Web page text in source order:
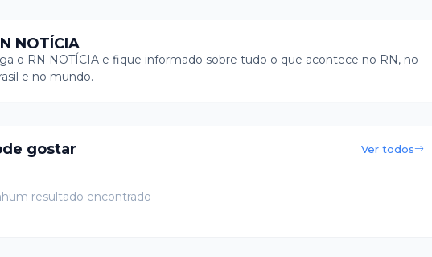
NOTÍCIA
o RN NOTÍCIA e fique informado sobre tudo o que acontece no RN, no
e no mundo.
gostar Ver todos
resultado encontrado